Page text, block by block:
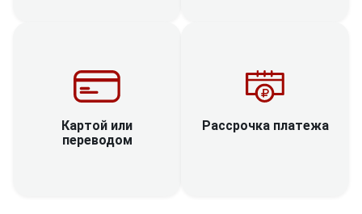
Картой или
переводом
Рассрочка платежа